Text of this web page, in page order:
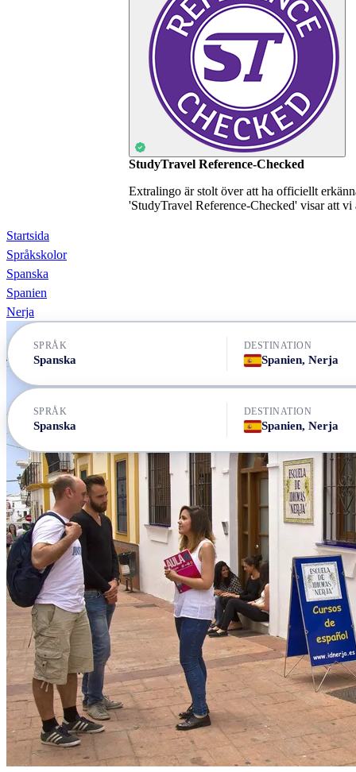
StudyTravel Reference-Checked
Extralingo är stolt över att ha officiellt
'StudyTravel Reference-Checked' visar att
Startsida
Språkskolor
Spanska
Spanien
Nerja
SPRÅK
Spanska
DESTINATION
Spanien, Nerja
SPRÅK
Spanska
DESTINATION
Spanien, Nerja